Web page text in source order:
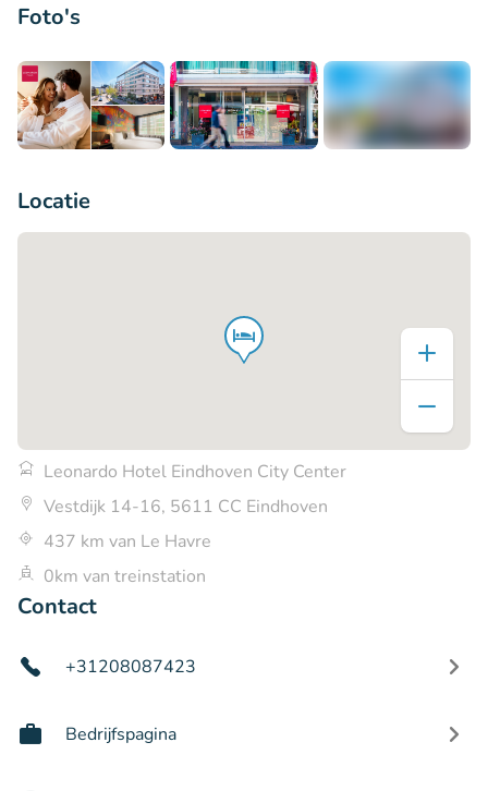
Foto's
Locatie
Leonardo Hotel Eindhoven City Center
Vestdijk 14-16, 5611 CC Eindhoven
437 km van Le Havre
0km van treinstation
Contact
+31208087423
Bedrijfspagina